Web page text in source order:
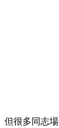
但很多同志場